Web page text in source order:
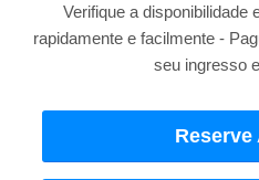
Verifique a disponibilidade
rapidamente e facilmente -
seu ingresso
Reserve